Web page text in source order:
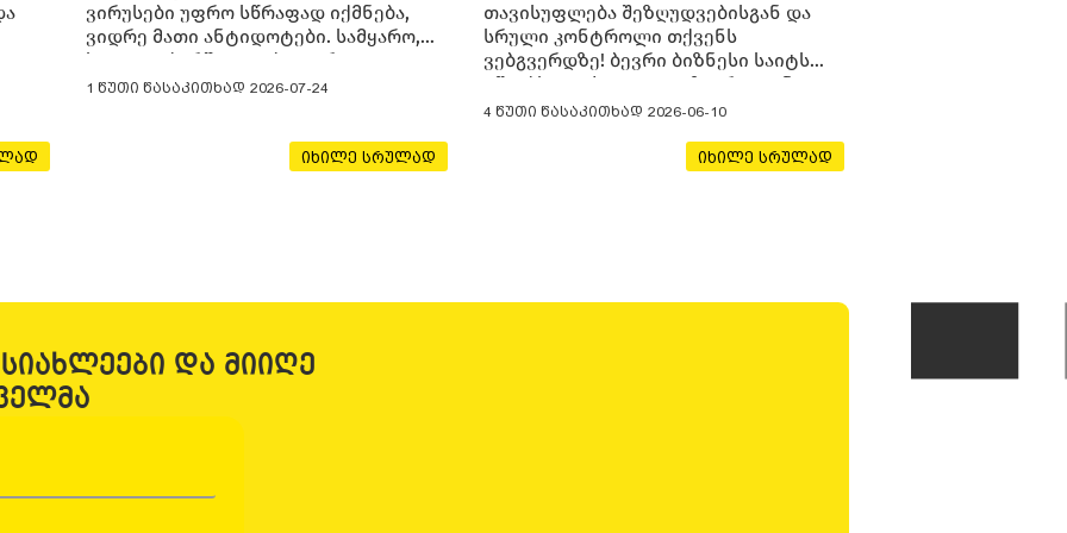
ვირუსები უფრო სწრაფად იქმნება,
ვიდრე მათი ანტიდოტები. სამყარო,
სადაც კიბერშეტევები უფრო
დახვეწილია, ვიდრე ოდესმე. ეს არ
დღევანდელი რეალობა. მაგრამ,
როგორც ყველა გამოწვევას, ამასაც
1 წუთი წასაკითხად 2026-07-24
იხილე სრულად
თავისუფლება შეზღუდვებისგან და
სრული კონტროლი თქვენს
ვებგვერდზე! ბევრი ბიზნესი საიტს
იწყებს WordPress.com-ზე, რადგან
თავიდან ეს მარტივი ჩანს:
რამდენიმე გვერდის შექმნა და საიტი
უკვე ონლაინ არის. მაგრამ გარკვეული
4 წუთი წასაკითხად 2026-06-10
იხილე სრულად
და მიიღე